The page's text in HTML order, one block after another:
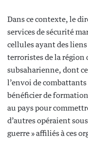
Dans ce contexte, le
services de sécurité
cellules ayant des
terroristes de la région
subsaharienne, dont
l’envoi de
bénéficier de
au pays pour
d’autres opéraient
guerre » affiliés à ces